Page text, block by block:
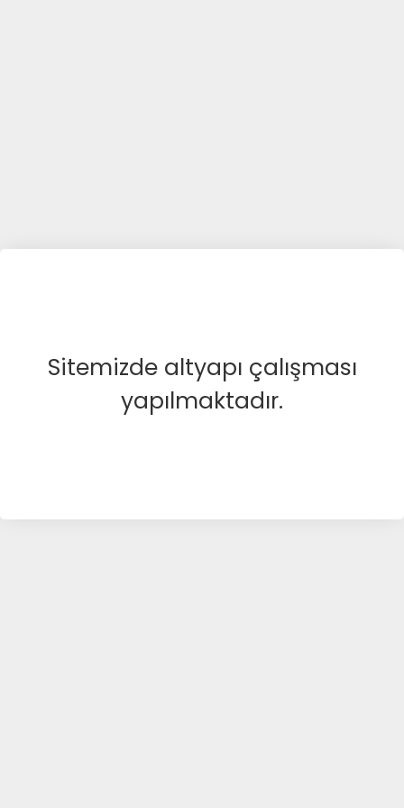
Sitemizde altyapı çalışması
yapılmaktadır.